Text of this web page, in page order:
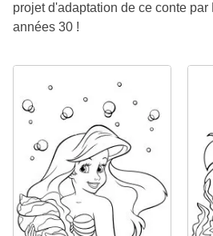
projet d'adaptation de ce conte
années 30 !